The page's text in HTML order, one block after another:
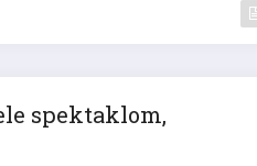
spektaklom,